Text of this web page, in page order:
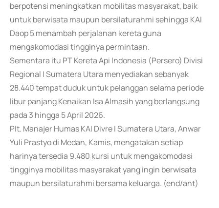
berpotensi meningkatkan mobilitas masyarakat, baik
untuk berwisata maupun bersilaturahmi sehingga KAI
Daop 5 menambah perjalanan kereta guna
mengakomodasi tingginya permintaan.
Sementara itu PT Kereta Api Indonesia (Persero) Divisi
Regional I Sumatera Utara menyediakan sebanyak
28.440 tempat duduk untuk pelanggan selama periode
libur panjang Kenaikan Isa Almasih yang berlangsung
pada 3 hingga 5 April 2026.
Plt. Manajer Humas KAI Divre I Sumatera Utara, Anwar
Yuli Prastyo di Medan, Kamis, mengatakan setiap
harinya tersedia 9.480 kursi untuk mengakomodasi
tingginya mobilitas masyarakat yang ingin berwisata
maupun bersilaturahmi bersama keluarga. (end/ant)